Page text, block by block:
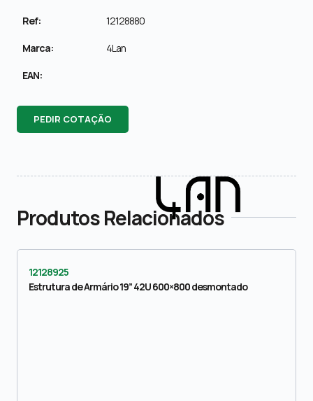
Ref: 12128880
Marca: 4Lan
EAN:
PEDIR COTAÇÃO
Produtos Relacionados
12128925
Estrutura de Armário 19” 42U 600×800 desmontado